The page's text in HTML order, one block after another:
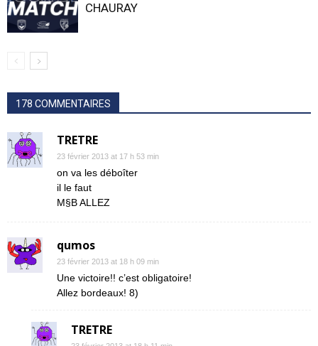
CHAURAY
178 COMMENTAIRES
TRETRE
23 février 2013 at 17 h 53 min
on va les déboîter
il le faut
M§B ALLEZ
qumos
23 février 2013 at 18 h 09 min
Une victoire!! c’est obligatoire!
Allez bordeaux! 8)
TRETRE